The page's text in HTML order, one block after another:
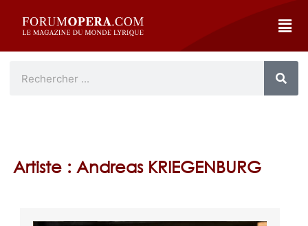
Artiste : Andreas KRIEGENBURG